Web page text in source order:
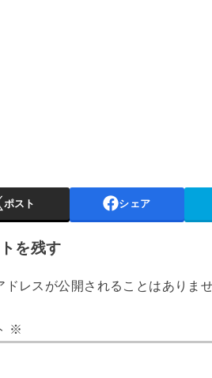
ポスト シェア
を残す
ドレスが公開されることはありませ
※